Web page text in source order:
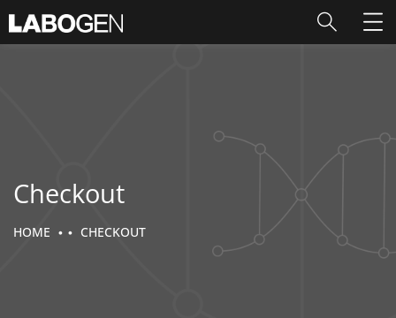
Checkout
HOME CHECKOUT